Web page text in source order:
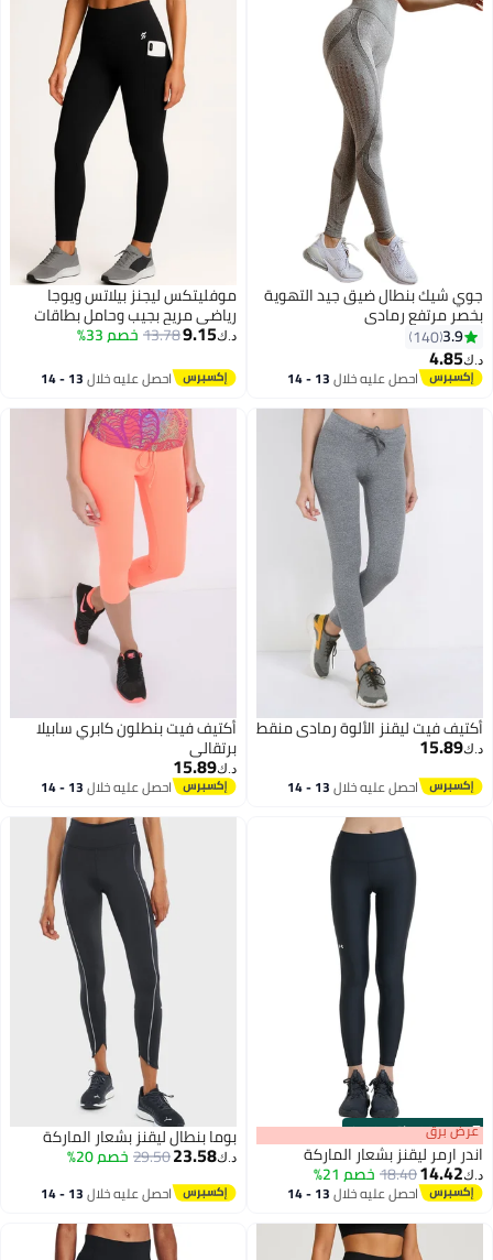
6
جوي شيك بنطال ضيق جيد التهوية
بخصر مرتفع رمادي
3.9
140
د.ك‏4.85
احصل عليه خلال 13 - 14
موفليتكس ليجنز بيلاتس ويوجا
رياضي مريح بجيب وحامل بطاقات
بجودة عالية
د.ك‏9.15
13.78خصم 33%
احصل عليه خلال 13 - 14
15
أكتيف فيت ليقنز الألوة رمادي منقط
د.ك‏15.89
احصل عليه خلال 13 - 14
أكتيف فيت بنطلون كابري سابيلا
برتقالي
د.ك‏15.89
احصل عليه خلال 13 - 14
00m:00s
·باقي 100%
3
عرض برق
اندر ارمر ليقنز بشعار الماركة
د.ك‏14.42
18.40خصم 21%
احصل عليه خلال 13 - 14
بوما بنطال ليقنز بشعار الماركة
د.ك‏23.58
29.50خصم 20%
احصل عليه خلال 13 - 14